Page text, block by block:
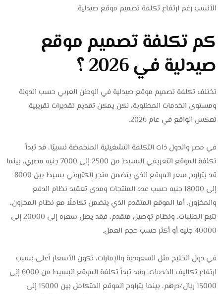
الأنسب رغم ارتفاع تكلفة تصميم موقع صيدلية.
كم تكلفة تصميم موقع
صيدلية في 2026 ؟
تختلف تكلفة تصميم موقع صيدلية في الوطن العربي حسب الدولة
ومستوى الخدمات المطلوبة، لكن يمكن تقديم تقديرات تقريبية
تعكس الواقع في عام 2026.
في مصر والدول ذات التكلفة التشغيلية المنخفضة نسبيًا، قد تبدأ
تكلفة الموقع التعريفي البسيط من 2500 إلى 7000 جنيه مصري، بينما
قد يتراوح سعر الموقع الذي يتضمن متجر إلكتروني بسيط بين 8000
إلى 18000 جنيه حسب عدد المنتجات ومدى تعقيد نظام الدفع
والمخزون. أما الموقع المتقدم الذي يتضمن تكاملًا مع نظام المخزون،
تتبع الطلبات، ونظام توصيل متقدم، فقد يصل سعره إلى 20000 إلى
40000 جنيه أو أكثر حسب حجم العمل.
في دول الخليج مثل السعودية والإمارات، تكون الأسعار أعلى بسبب
ارتفاع تكاليف الخدمات، وقد تبدأ تكلفة الموقع البسيط من 6000 إلى
15000 ريال/درهم، بينما يتراوح الموقع المتكامل بين 15000 إلى